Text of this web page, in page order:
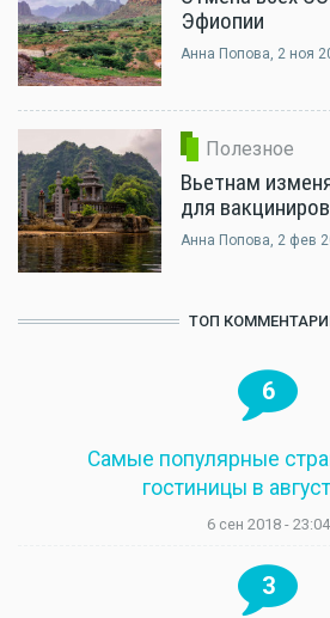
Эфиопии
Анна Попова, 2 ноя
Полезное
Вьетнам
для
Анна Попова, 2 фев
ТОП
6
Самые популярные
гостиницы в
6 сен 2018 - 23:04
3